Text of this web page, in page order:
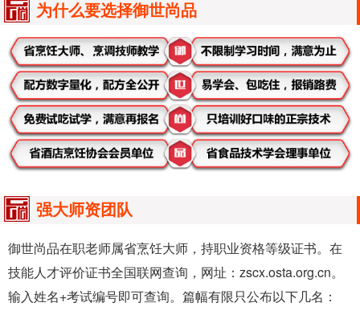
为什么要选择御世尚品
强大师资团队
御世尚品在职老师属省烹饪大师，持职业资格等级证书。在
技能人才评价证书全国联网查询，网址：zscx.osta.org.cn。
输入姓名+考试编号即可查询。篇幅有限只公布以下几名：